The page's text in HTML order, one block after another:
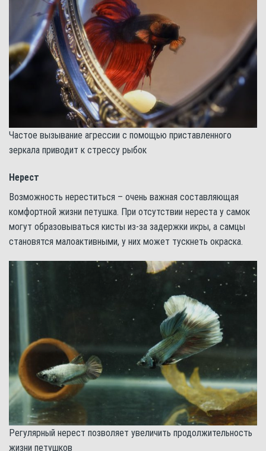
Частое вызывание агрессии с помощью приставленного
зеркала приводит к стрессу рыбок
Нерест
Возможность нереститься – очень важная составляющая
комфортной жизни петушка. При отсутствии нереста у самок
могут образовываться кисты из-за задержки икры, а самцы
становятся малоактивными, у них может тускнеть окраска.
Регулярный нерест позволяет увеличить продолжительность
жизни петушков